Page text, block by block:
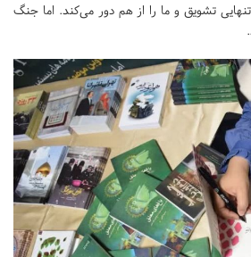
تنهایی تشویق و ما را از هم دور می‌کند. اما جنگ